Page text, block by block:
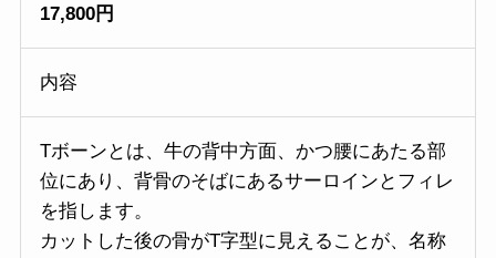
17,800円
内容
Tボーンとは、牛の背中方面、かつ腰にあたる部
位にあり、背骨のそばにあるサーロインとフィレ
を指します。
カットした後の骨がT字型に見えることが、名称